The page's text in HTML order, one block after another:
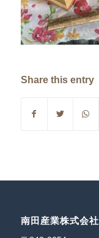
Share this entry
南田産業株式会社